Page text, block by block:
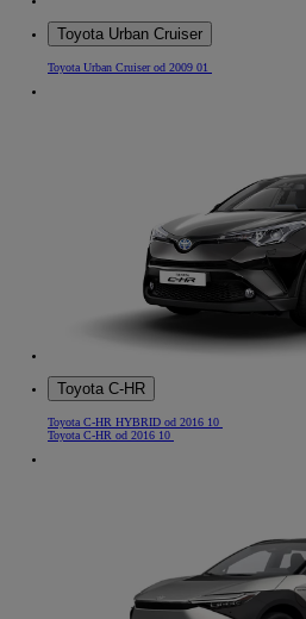
Toyota Urban Cruiser
Toyota Urban Cruiser od 2009 01
Toyota C-HR
Toyota C-HR HYBRID od 2016 10
Toyota C-HR od 2016 10